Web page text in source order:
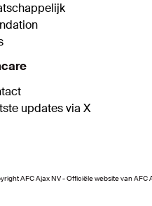
updates via X
AFC Ajax NV - Officiële website van AFC